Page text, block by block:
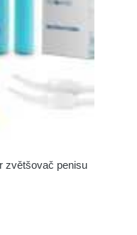
zvětšovač penisu